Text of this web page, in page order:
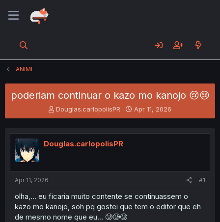
ANIME
poderiam continuar o kazo mo kanojo 😢😢
T
h
e
a
t
t
e
r
Douglas.carlopolisPR
S
t
r
t
Apr 11, 2026
Douglas.carlopolisPR
Apr 11, 2026 #1
olha,... eu ficaria muito contente se continuassem o
kazo mo kanojo, soh pq gostei que tem o editor que eh
de mesmo nome que eu... 🥲🥲🥲